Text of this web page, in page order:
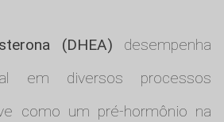
(DHEA) desempenha
em diversos processos
como um pré-hormônio na